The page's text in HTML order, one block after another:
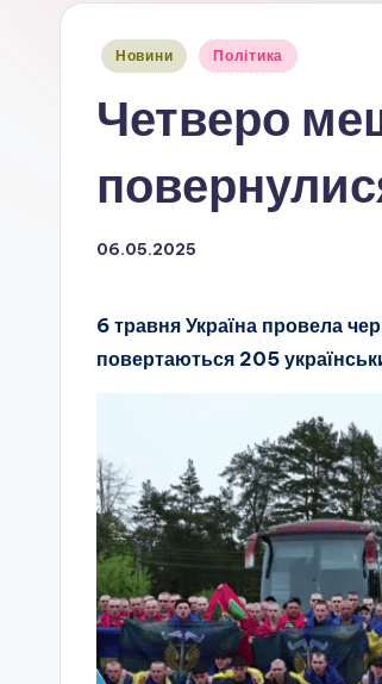
Опубліковано
Новини Політика
Четверо
06.05.2025
6 травня Україна провела
повертаються 205